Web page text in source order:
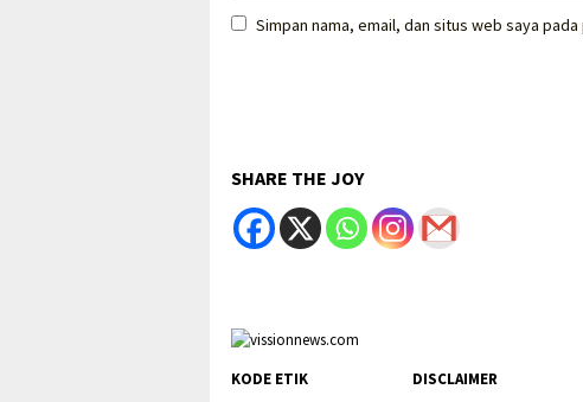
Simpan nama, email, dan situs web saya
SHARE THE JOY
KODE ETIK DISCLAIMER